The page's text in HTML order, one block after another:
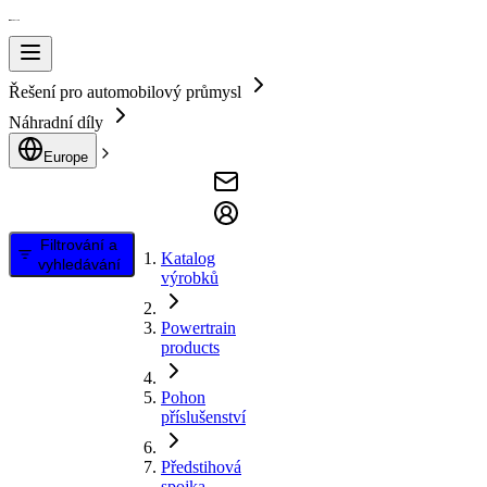
Řešení pro automobilový průmysl
Náhradní díly
Europe
Filtrování a
vyhledávání
Katalog
výrobků
Powertrain
products
Pohon
příslušenství
Předstihová